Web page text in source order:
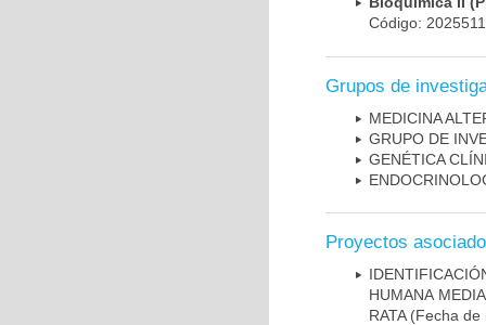
Código:
Grupos de
MEDICINA
GRUPO DE
GENÉTICA
Proyectos
HUMANA
RATA(Fecha de